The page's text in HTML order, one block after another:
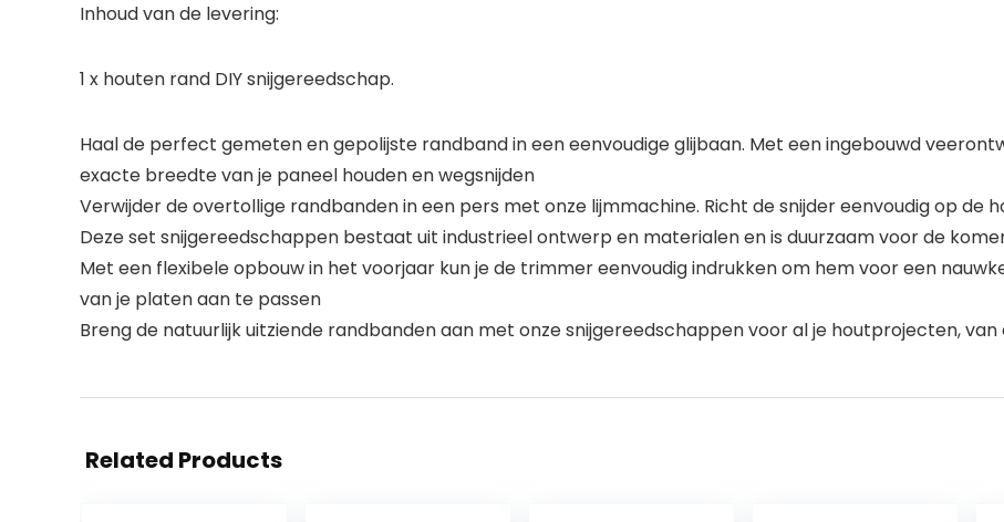
Inhoud van de levering:
1 x houten rand DIY snijgereedschap.
Haal de perfect gemeten en gepolijste randband in een eenvoudige glijbaan. Met een ingebouwd
exacte breedte van je paneel houden en wegsnijden
Verwijder de overtollige randbanden in een pers met onze lijmmachine. Richt de snijder eenvoudig op de
Deze set snijgereedschappen bestaat uit industrieel ontwerp en materialen en is duurzaam voor de
Met een flexibele opbouw in het voorjaar kun je de trimmer eenvoudig indrukken om hem voor een
van je platen aan te passen
Breng de natuurlijk uitziende randbanden aan met onze snijgereedschappen voor al je houtprojecten,
Related Products